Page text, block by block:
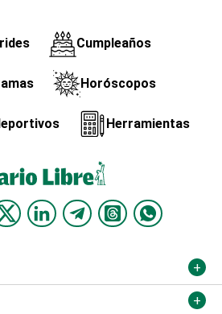
Cumpleaños
Horóscopos
Herramientas